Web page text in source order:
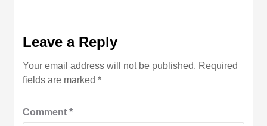
Leave a Reply
Your email address will not be published. Required
fields are marked*
Comment*